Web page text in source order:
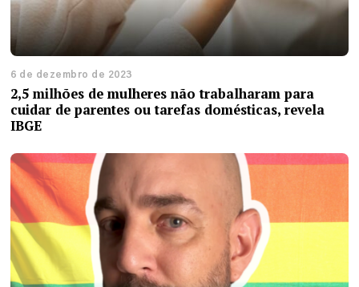
6 de dezembro de 2023
2,5 milhões de mulheres não trabalharam para
cuidar de parentes ou tarefas domésticas, revela
IBGE